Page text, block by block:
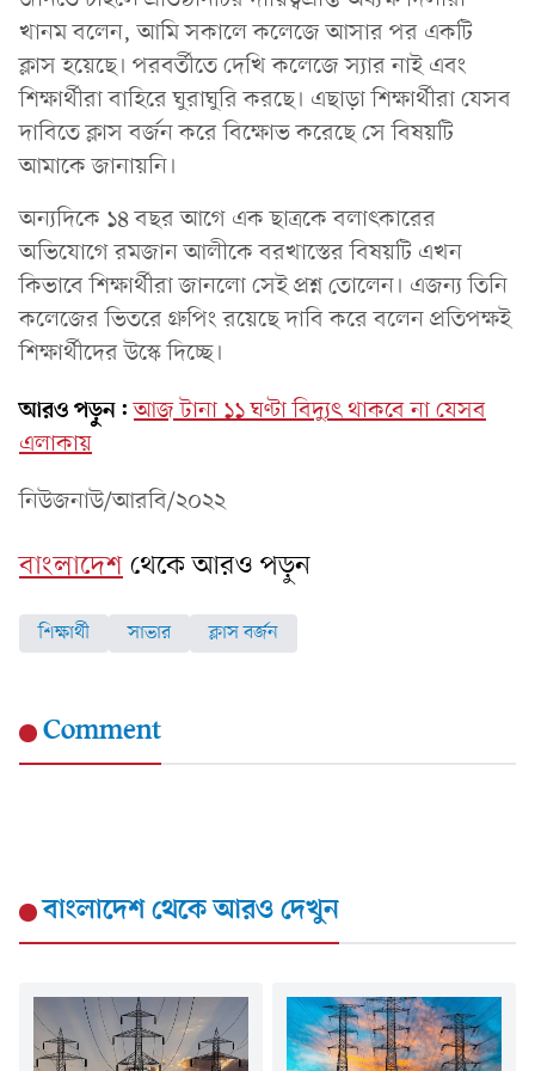
খানম বলেন, আমি সকালে কলেজে আসার পর একটি
ক্লাস হয়েছে। পরবর্তীতে দেখি কলেজে স্যার নাই এবং
শিক্ষার্থীরা বাহিরে ঘুরাঘুরি করছে। এছাড়া শিক্ষার্থীরা যেসব
দাবিতে ক্লাস বর্জন করে বিক্ষোভ করেছে সে বিষয়টি
আমাকে জানায়নি।
অন্যদিকে ১৪ বছর আগে এক ছাত্রকে বলাৎকারের
অভিযোগে রমজান আলীকে বরখাস্তের বিষয়টি এখন
কিভাবে শিক্ষার্থীরা জানলো সেই প্রশ্ন তোলেন। এজন্য তিনি
কলেজের ভিতরে গ্রুপিং রয়েছে দাবি করে বলেন প্রতিপক্ষই
শিক্ষার্থীদের উস্কে দিচ্ছে।
আরও পড়ুন: আজ টানা ১১ ঘণ্টা বিদ্যুৎ থাকবে না যেসব
এলাকায়
নিউজনাউ/আরবি/২০২২
বাংলাদেশথেকে আরও পড়ুন
শিক্ষার্থী সাভার ক্লাস বর্জন
Comment
বাংলাদেশথেকে আরও দেখুন